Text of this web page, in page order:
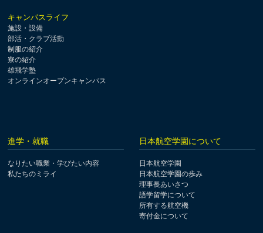
キャンパスライフ
施設・設備
部活・クラブ活動
制服の紹介
寮の紹介
雄飛学塾
オンラインオープンキャンパス
進学・就職
なりたい職業・学びたい内容
私たちのミライ
日本航空学園について
日本航空学園
日本航空学園の歩み
理事長あいさつ
語学留学について
所有する航空機
寄付金について